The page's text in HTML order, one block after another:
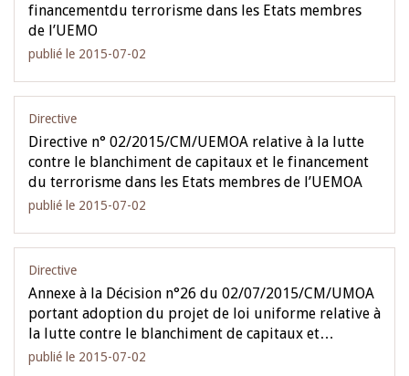
financementdu terrorisme dans les Etats membres
de l’UEMO
publié le 2015-07-02
Directive
Directive n° 02/2015/CM/UEMOA relative à la lutte
contre le blanchiment de capitaux et le financement
du terrorisme dans les Etats membres de l’UEMOA
publié le 2015-07-02
Directive
Annexe à la Décision n°26 du 02/07/2015/CM/UMOA
portant adoption du projet de loi uniforme relative à
la lutte contre le blanchiment de capitaux et…
publié le 2015-07-02